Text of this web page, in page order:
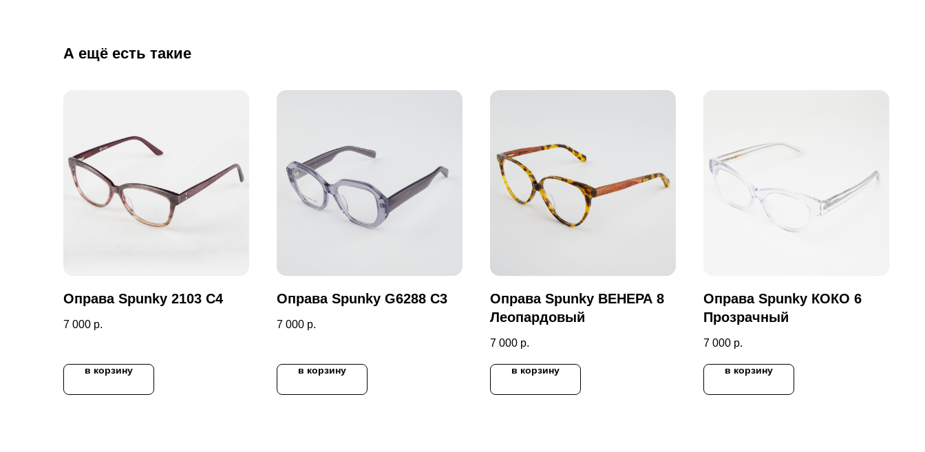
А ещё есть такие
Оправа Spunky 2103 C4
7 000 р.
в корзину
Оправа Spunky G6288 C3
7 000 р.
в корзину
Оправа Spunky ВЕНЕРА 8
Леопардовый
7 000 р.
в корзину
Оправа Spunky КОКО 6
Прозрачный
7 000 р.
в корзину